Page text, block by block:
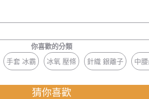
你喜歡的分類
手套 冰霸 冰氧 壓條 針織 銀離子 中
猜你喜歡